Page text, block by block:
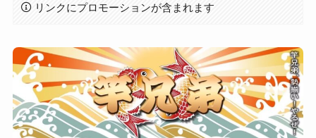
リンクにプロモーションが含まれます